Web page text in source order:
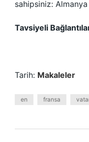
sahipsiniz:
Tavsiyeli
Tarih: Makaleler
en fransa